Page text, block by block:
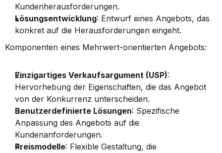
Kundenherausforderungen.
Lösungsentwicklung: Entwurf eines Angebots, das
konkret auf die Herausforderungen eingeht.
Komponenten eines Mehrwert-orientierten Angebots:
Einzigartiges Verkaufsargument (USP):
Hervorhebung der Eigenschaften, die das Angebot
von der Konkurrenz unterscheiden.
Benutzerdefinierte Lösungen: Spezifische
Anpassung des Angebots auf die
Kundenanforderungen.
Preismodelle: Flexible Gestaltung, die